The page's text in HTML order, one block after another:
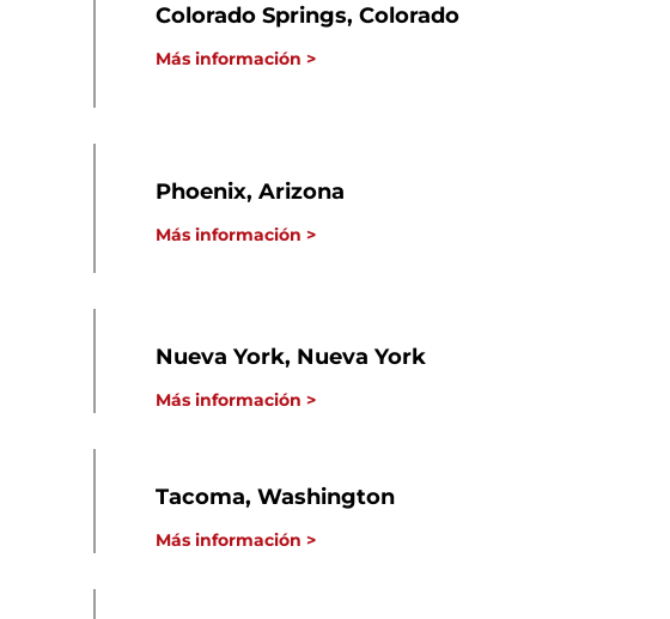
Colorado Springs, Colorado
Más información >
Phoenix, Arizona
Más información >
Nueva York, Nueva York
Más información >
Tacoma, Washington
Más información >